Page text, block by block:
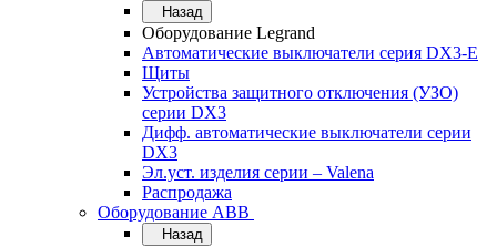
Назад
Оборудование Legrand
Автоматические выключатели серия DX3-E
Щиты
Устройства защитного отключения (УЗО)
серии DX3
Дифф. автоматические выключатели серии
DX3
Эл.уст. изделия серии – Valena
Распродажа
Оборудование АВВ
Назад